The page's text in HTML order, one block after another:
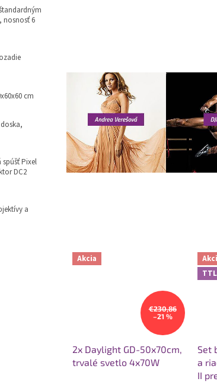
nosnosť 6
cm
Pixel
DC2
a
Akcia
€230,86
–21 %
2x Daylight GD-50x70cm,
trvalé svetlo 4x70W
Set
a
II